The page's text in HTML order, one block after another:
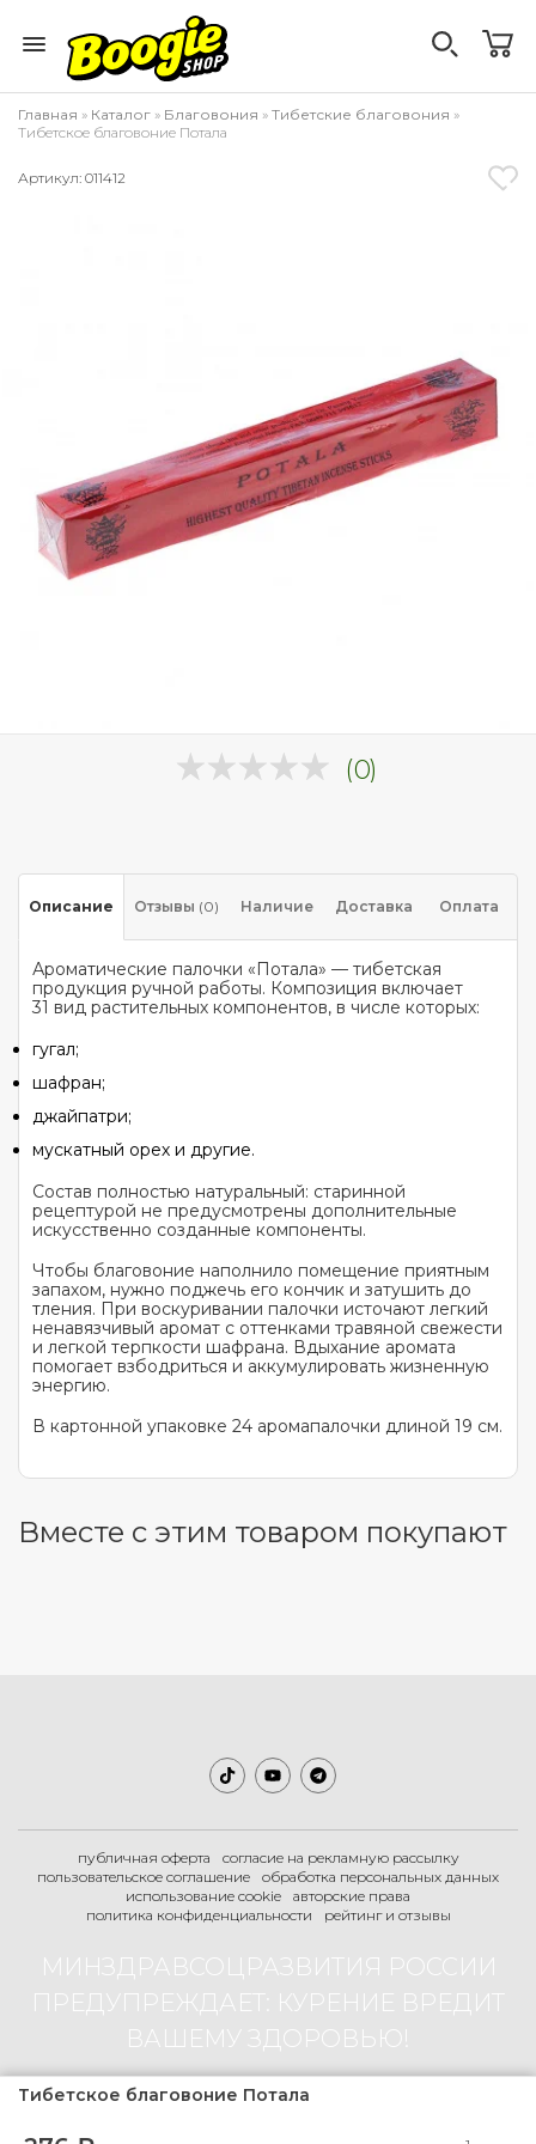
Главная » Каталог » Благовония » Тибетские благовония »
Тибетское благовоние Потала
Артикул: 011412
(0)
Тибетское благовоние Потала
Описание Отзывы (0) Наличие Доставка Оплата
Ароматические палочки «Потала» — тибетская
продукция ручной работы. Композиция включает
31 вид растительных компонентов, в числе которых:
гугал;
шафран;
джайпатри;
мускатный орех и другие.
Состав полностью натуральный: старинной
рецептурой не предусмотрены дополнительные
искусственно созданные компоненты.
Чтобы благовоние наполнило помещение приятным
запахом, нужно поджечь его кончик и затушить до
тления. При воскуривании палочки источают легкий
ненавязчивый аромат с оттенками травяной свежести
и легкой терпкости шафрана. Вдыхание аромата
помогает взбодриться и аккумулировать жизненную
энергию.
В картонной упаковке 24 аромапалочки длиной 19 см.
Вместе с этим товаром покупают
публичная оферта
согласие на рекламную рассылку
пользовательское соглашение
обработка персональных данных
использование cookie
авторские права
политика конфиденциальности
рейтинг и отзывы
МИНЗДРАВСОЦРАЗВИТИЯ РОССИИ
ПРЕДУПРЕЖДАЕТ: КУРЕНИЕ ВРЕДИТ
ВАШЕМУ ЗДОРОВЬЮ!